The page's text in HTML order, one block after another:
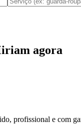
agora
profissional e com